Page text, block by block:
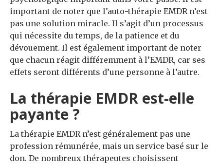
important de noter que l’auto-thérapie EMDR n’est
pas une solution miracle. Il s’agit d’un processus
qui nécessite du temps, de la patience et du
dévouement. Il est également important de noter
que chacun réagit différemment à l’EMDR, car ses
effets seront différents d’une personne à l’autre.
La thérapie EMDR est-elle
payante ?
La thérapie EMDR n’est généralement pas une
profession rémunérée, mais un service basé sur le
don. De nombreux thérapeutes choisissent